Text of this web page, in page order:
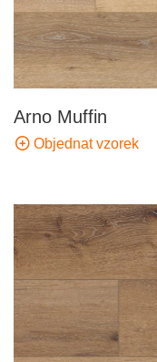
Arno Muffin
Objednat vzorek